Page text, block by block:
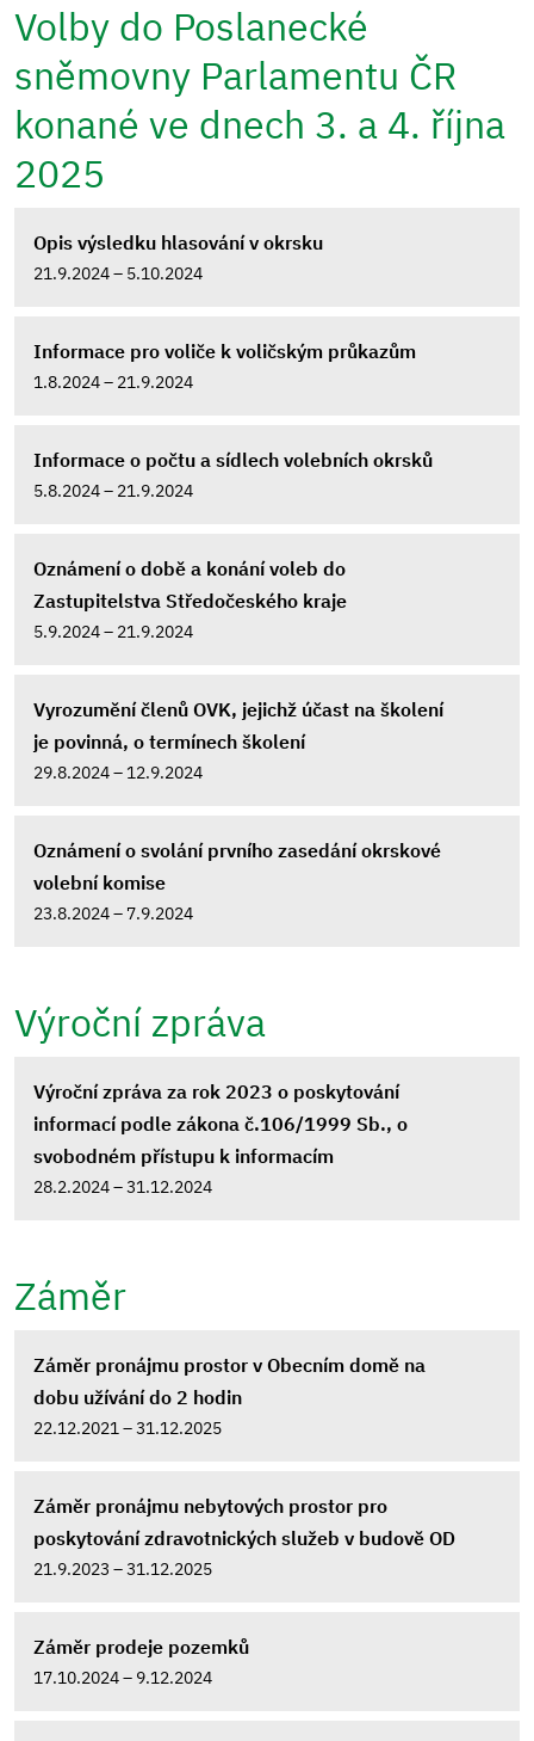
Volby do Poslanecké
sněmovny Parlamentu ČR
konané ve dnech 3. a 4. října
2025
Opis výsledku hlasování v okrsku
21.9.2024 – 5.10.2024
Informace pro voliče k voličským průkazům
1.8.2024 – 21.9.2024
Informace o počtu a sídlech volebních okrsků
5.8.2024 – 21.9.2024
Oznámení o době a konání voleb do
Zastupitelstva Středočeského kraje
5.9.2024 – 21.9.2024
Vyrozumění členů OVK, jejichž účast na školení
je povinná, o termínech školení
29.8.2024 – 12.9.2024
Oznámení o svolání prvního zasedání okrskové
volební komise
23.8.2024 – 7.9.2024
Výroční zpráva
Výroční zpráva za rok 2023 o poskytování
informací podle zákona č.106/1999 Sb., o
svobodném přístupu k informacím
28.2.2024 – 31.12.2024
Záměr
Záměr pronájmu prostor v Obecním domě na
dobu užívání do 2 hodin
22.12.2021 – 31.12.2025
Záměr pronájmu nebytových prostor pro
poskytování zdravotnických služeb v budově OD
21.9.2023 – 31.12.2025
Záměr prodeje pozemků
17.10.2024 – 9.12.2024